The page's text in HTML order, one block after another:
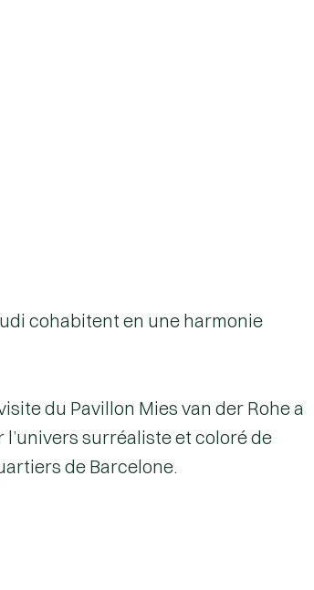
cohabitent en une harmonie
du Pavillon Mies van der Rohea
surréaliste et coloré de
de Barcelone.